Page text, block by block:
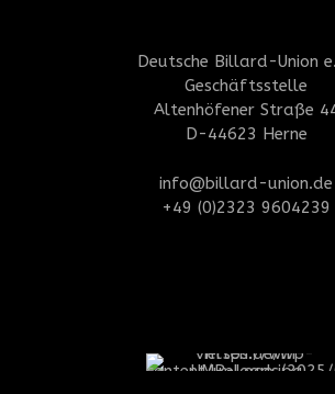
Deutsche Billard-Union
Geschäftsstelle
Altenhöfener Straße
D-44623 Herne
info@billard-union.de
+49 (0)2323 9604239